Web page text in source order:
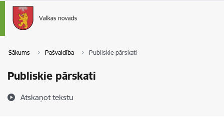
Sākums Pašvaldība Publiskie pārskati
Publiskie pārskati
Atskaņot tekstu